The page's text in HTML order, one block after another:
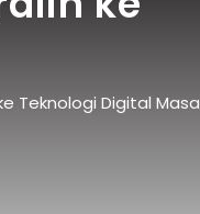
Teknologi Digital Masa